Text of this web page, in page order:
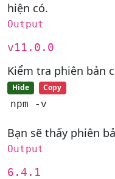
hiện có.
Output
v11.0.0
Kiểm tra phiên bản
Hide Copy
npm -v
Bạn sẽ thấy phiên
Output
6.4.1